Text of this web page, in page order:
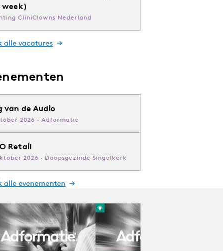
week)
CliniClowns Nederland
alle vacatures
van de Audio
2026 · Adformatie
Retail
2026 · Doopsgezinde Singelkerk
alle evenementen